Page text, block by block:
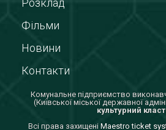
Розклад
Фільми
Новини
Контакти
Комунальне підприємство
(Київської міської державної
культурний
Всi права захищенi Maestro ticket